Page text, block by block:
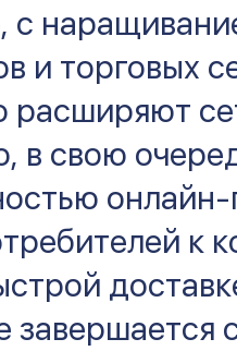
с
и торговых
расширяют
в свою
к
завершается